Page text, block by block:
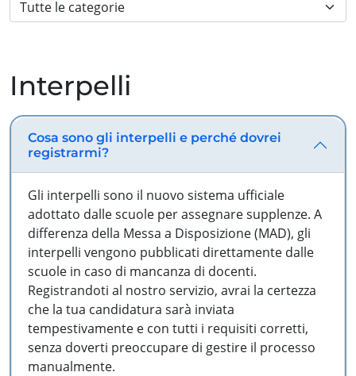
Interpelli
Cosa sono gli interpelli e perché dovrei
registrarmi?
Gli interpelli sono il nuovo sistema ufficiale
adottato dalle scuole per assegnare supplenze. A
differenza della Messa a Disposizione (MAD), gli
interpelli vengono pubblicati direttamente dalle
scuole in caso di mancanza di docenti.
Registrandoti al nostro servizio, avrai la certezza
che la tua candidatura sarà inviata
tempestivamente e con tutti i requisiti corretti,
senza doverti preoccupare di gestire il processo
manualmente.